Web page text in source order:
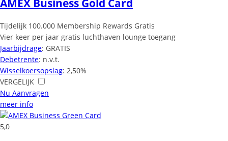
AMEX Business Gold Card
Tijdelijk 100.000 Membership Rewards Gratis
Vier keer per jaar gratis luchthaven lounge toegang
Jaarbijdrage: GRATIS
Debetrente: n.v.t.
Wisselkoersopslag: 2,50%
VERGELIJK
Nu Aanvragen
meer info
5,0